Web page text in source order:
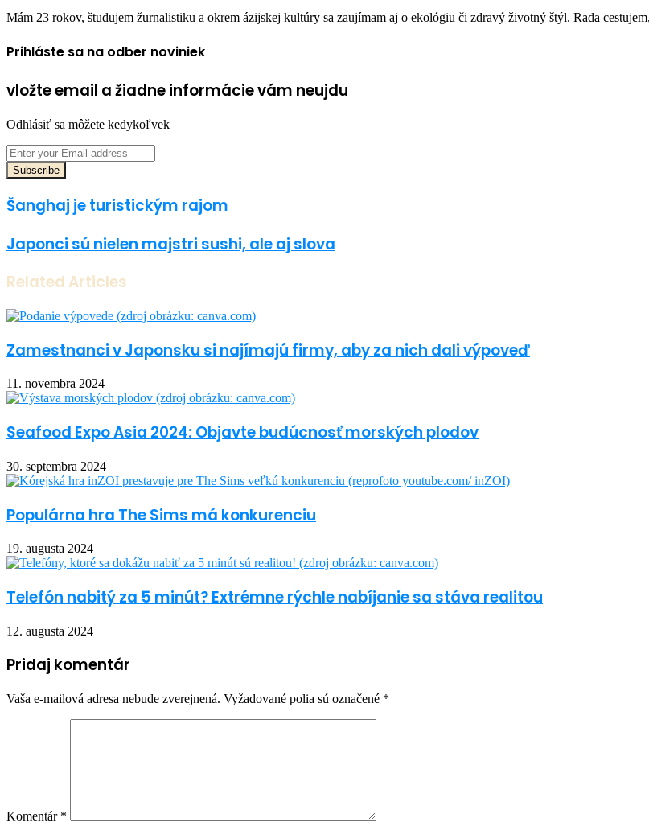
Mám 23 rokov, študujem žurnalistiku a okrem ázijskej kultúry sa zaujímam aj o ekológiu či zdravý životný štýl. Rada
Prihláste sa na odber noviniek
vložte email a žiadne informácie vám neujdu
Odhlásiť sa môžete kedykoľvek
Enter
your
Email
address
Šanghaj je turistickým rajom
Japonci sú nielen majstri sushi, ale aj slova
Related Articles
Zamestnanci v Japonsku si najímajú firmy, aby za nich dali výpoveď
11. novembra 2024
Seafood Expo Asia 2024: Objavte budúcnosť morských plodov
30. septembra 2024
Populárna hra The Sims má konkurenciu
19. augusta 2024
Telefón nabitý za 5 minút? Extrémne rýchle nabíjanie sa stáva realitou
12. augusta 2024
Pridaj komentár
Vaša e-mailová adresa nebude zverejnená. Vyžadované polia sú označené *
Komentár *